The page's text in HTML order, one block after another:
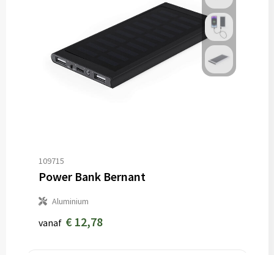
109715
Power Bank Bernant
Aluminium
vanaf € 12,78